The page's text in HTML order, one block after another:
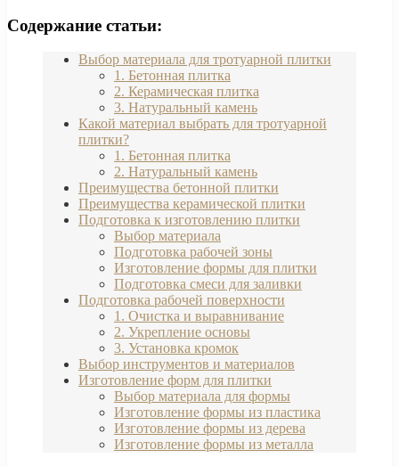
Содержание статьи:
Выбор материала для тротуарной плитки
1. Бетонная плитка
2. Керамическая плитка
3. Натуральный камень
Какой материал выбрать для тротуарной
плитки?
1. Бетонная плитка
2. Натуральный камень
Преимущества бетонной плитки
Преимущества керамической плитки
Подготовка к изготовлению плитки
Выбор материала
Подготовка рабочей зоны
Изготовление формы для плитки
Подготовка смеси для заливки
Подготовка рабочей поверхности
1. Очистка и выравнивание
2. Укрепление основы
3. Установка кромок
Выбор инструментов и материалов
Изготовление форм для плитки
Выбор материала для формы
Изготовление формы из пластика
Изготовление формы из дерева
Изготовление формы из металла